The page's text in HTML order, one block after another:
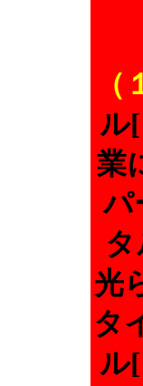
（
ル
業
パ
光
タ
ル